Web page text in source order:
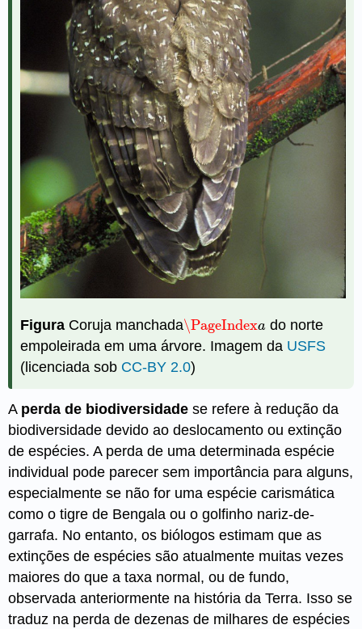
Figura Coruja manchada\PageIndexa
\PageIndexa do norte
empoleirada em uma árvore. Imagem da USFS
(licenciada sob CC-BY 2.0)
A perda de biodiversidade se refere à redução da
biodiversidade devido ao deslocamento ou extinção
de espécies. A perda de uma determinada espécie
individual pode parecer sem importância para alguns,
especialmente se não for uma espécie carismática
como o tigre de Bengala ou o golfinho nariz-de-
garrafa. No entanto, os biólogos estimam que as
extinções de espécies são atualmente muitas vezes
maiores do que a taxa normal, ou de fundo,
observada anteriormente na história da Terra. Isso se
traduz na perda de dezenas de milhares de espécies